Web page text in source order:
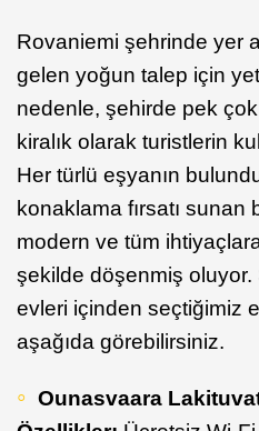
Rovaniemi şehrinde yer
gelen yoğun talep için
nedenle, şehirde pek
kiralık olarak turistlerin
Her türlü eşyanın
konaklama fırsatı sunan
modern ve tüm
şekilde döşenmiş oluyor.
evleri içinden seçtiğimiz
aşağıda görebilirsiniz.
Ounasvaara